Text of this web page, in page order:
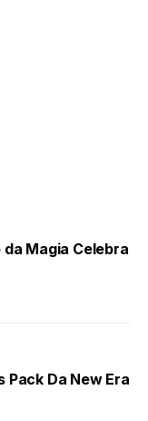
da Magia Celebra
Pack Da New Era